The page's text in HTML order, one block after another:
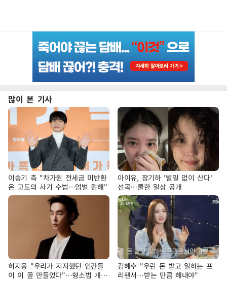
많이 본 기사
이승기 측 "차가원 전세금 미반환
은 고도의 사기 수법…엄벌 원해"
아이유, 장기하 '별일 없이 산다'
선곡…쿨한 일상 공개
허지웅 "우리가 지지했던 인간들
이 이 꼴 만들었다"…형소법 개정
김혜수 "우린 돈 받고 일하는 프
리랜서…받는 만큼 해내야"